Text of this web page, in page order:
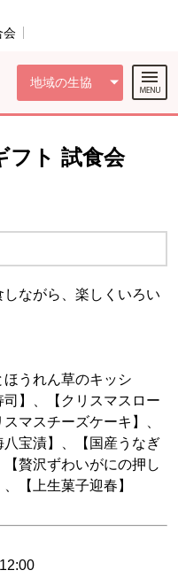
会
地域の生協
フト 試食会
ながら、楽しくいろい
ほうれん草のキッシ
】、【クリスマスロー
マスチーズケーキ】、
八宝漬】、【国産うなぎ
贅沢ずわいがにの押し
【上生菓子迎春】